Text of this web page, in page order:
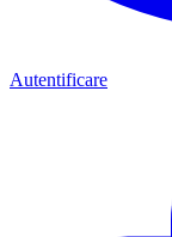
Autentificare